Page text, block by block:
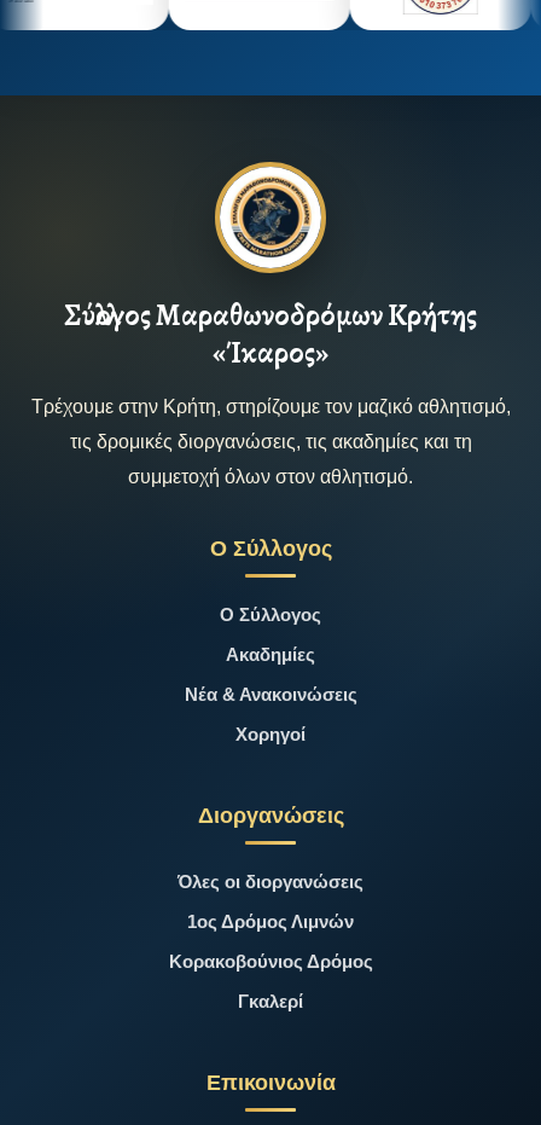
Σύλλογος Μαραθωνοδρόμων Κρήτης
«Ίκαρος»
Τρέχουμε στην Κρήτη, στηρίζουμε τον μαζικό αθλητισμό,
τις δρομικές διοργανώσεις, τις ακαδημίες και τη
συμμετοχή όλων στον αθλητισμό.
Ο Σύλλογος
Ο Σύλλογος
Ακαδημίες
Νέα & Ανακοινώσεις
Χορηγοί
Διοργανώσεις
Όλες οι διοργανώσεις
1ος Δρόμος Λιμνών
Κορακοβούνιος Δρόμος
Γκαλερί
Επικοινωνία